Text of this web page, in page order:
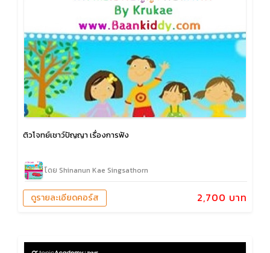
ติวโจทย์เชาว์ปัญญา เรื่องการฟัง
โดย Shinanun Kae Singsathorn
2,700 บาท
ดูรายละเอียดคอร์ส